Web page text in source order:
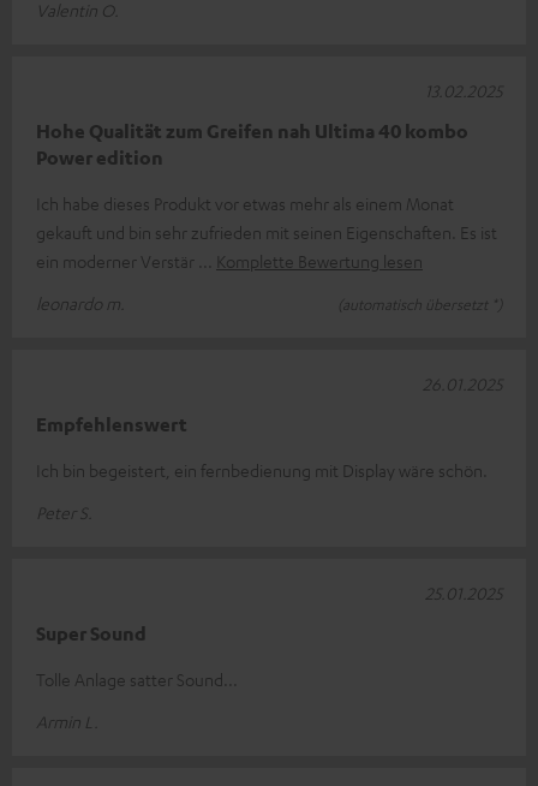
Valentin O.
Hohe Qualität zum Greifen nah Ultima 40 kombo
Power edition
Ich habe dieses Produkt vor etwas mehr als einem Monat
gekauft und bin sehr zufrieden mit seinen Eigenschaften. Es ist
ein moderner Verstär
Komplette Bewertung lesen
leonardo m.
(automatisch übersetzt *)
13.02.2025
Empfehlenswert
Ich bin begeistert, ein fernbedienung mit Display wäre schön.
Peter S.
26.01.2025
Super Sound
Tolle Anlage satter Sound...
Armin L.
25.01.2025